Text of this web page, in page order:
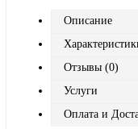
Описание
Отзывы (0)
Услуги
Оплата и